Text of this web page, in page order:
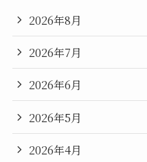
2026年8月
2026年7月
2026年6月
2026年5月
2026年4月